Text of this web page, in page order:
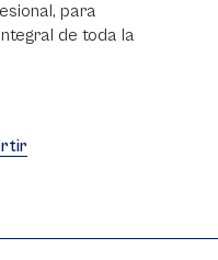
para
de toda la